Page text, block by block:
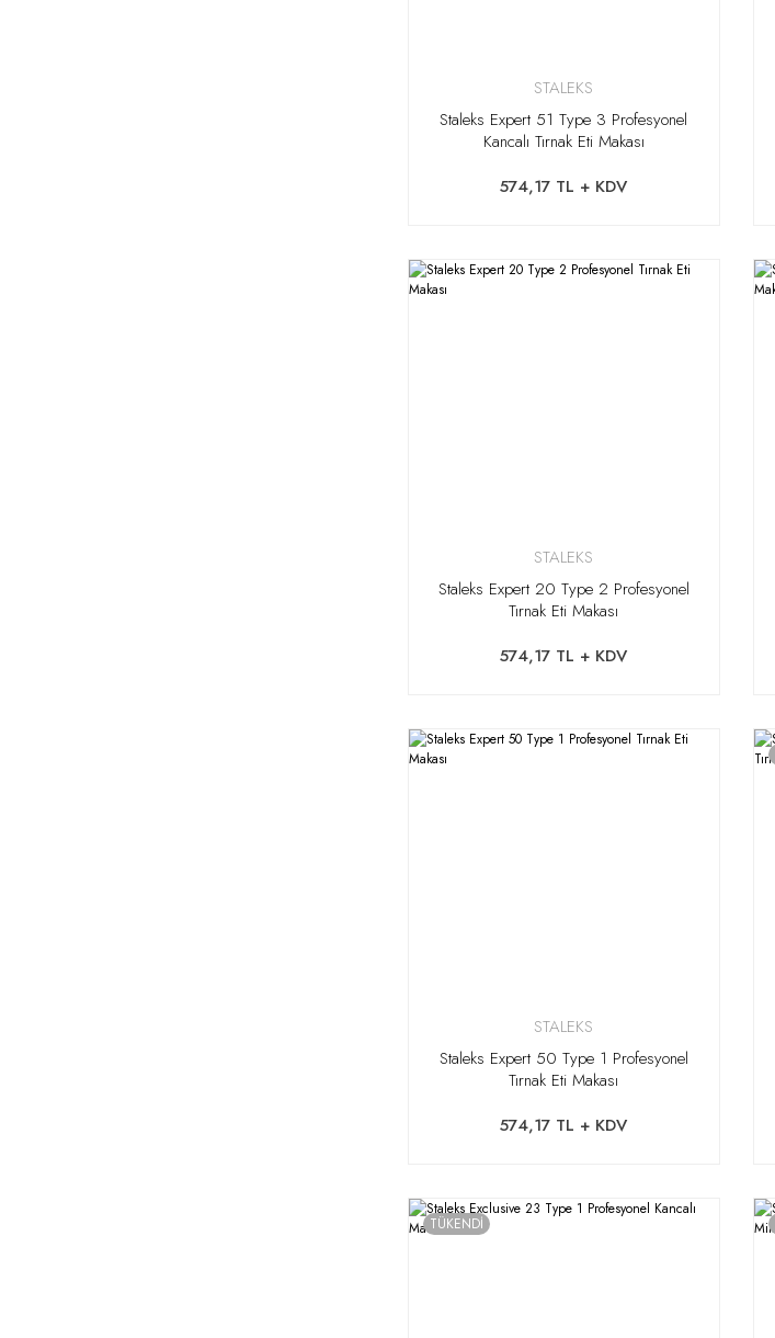
STALEKS
Staleks Expert 51 Type 3 Profesyonel
Kancalı Tırnak Eti Makası
574,17 TL + KDV
STALEKS
Staleks Expert 20 Type 2 Profesyonel
Tırnak Eti Makası
574,17 TL + KDV
STALEKS
Staleks Expert 50 Type 1 Profesyonel
Tırnak Eti Makası
574,17 TL + KDV
TÜKENDİ